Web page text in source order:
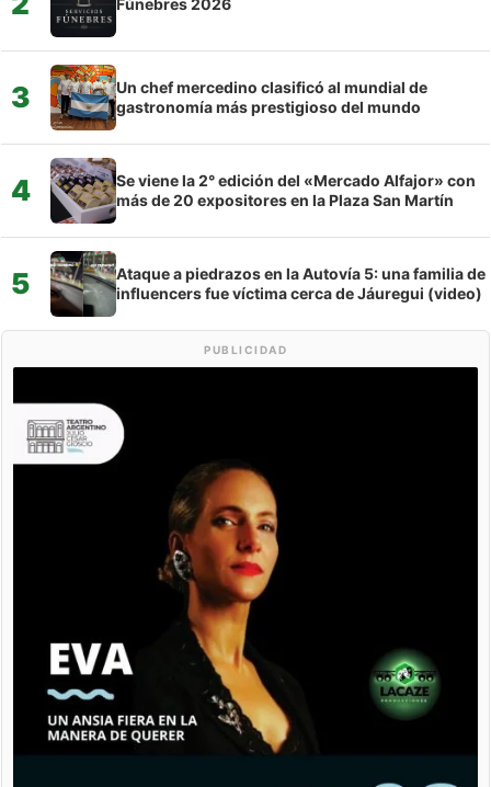
3
Un chef mercedino clasificó al mundial de
gastronomía más prestigioso del mundo
4
Se viene la 2° edición del «Mercado Alfajor» con
más de 20 expositores en la Plaza San Martín
5
Ataque a piedrazos en la Autovía 5: una familia de
influencers fue víctima cerca de Jáuregui (video)
PUBLICIDAD